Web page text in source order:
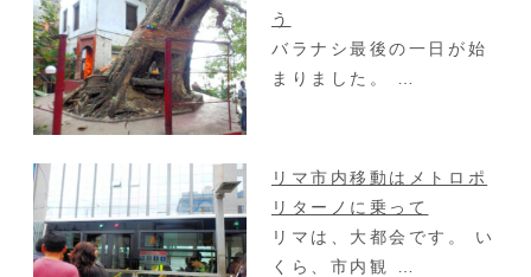
う
バラナシ最後の一日が始
まりました。 …
リマ市内移動はメトロポ
リターノに乗って
リマは、大都会です。 い
くら、市内観 …